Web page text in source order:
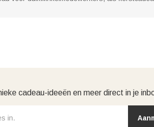
cadeau-ideeën en meer direct in je